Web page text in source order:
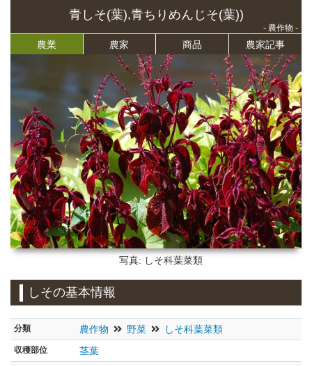
青しそ(葉),青ちりめんじそ(葉))
- 農作物 -
農業 農家 商品 農家記事
写真: しそ科葉菜類
しその基本情報
分類 農作物 野菜 しそ科葉菜類
収穫部位 茎葉